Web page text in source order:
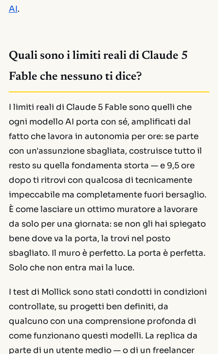
AI.
Quali sono i limiti reali di Claude 5
Fable che nessuno ti dice?
I limiti reali di Claude 5 Fable sono quelli che
ogni modello AI porta con sé, amplificati dal
fatto che lavora in autonomia per ore: se parte
con un'assunzione sbagliata, costruisce tutto il
resto su quella fondamenta storta — e 9,5 ore
dopo ti ritrovi con qualcosa di tecnicamente
impeccabile ma completamente fuori bersaglio.
È come lasciare un ottimo muratore a lavorare
da solo per una giornata: se non gli hai spiegato
bene dove va la porta, la trovi nel posto
sbagliato. Il muro è perfetto. La porta è perfetta.
Solo che non entra mai la luce.
I test di Mollick sono stati condotti in condizioni
controllate, su progetti ben definiti, da
qualcuno con una comprensione profonda di
come funzionano questi modelli. La replica da
parte di un utente medio — o di un freelancer